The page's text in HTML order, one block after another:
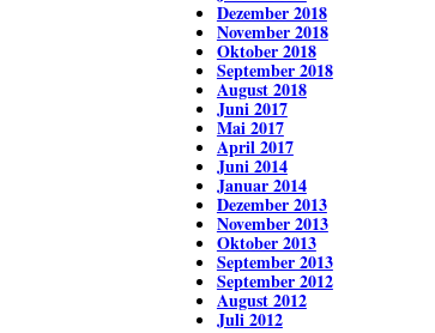
Dezember 2018
November 2018
Oktober 2018
September 2018
August 2018
Juni 2017
Mai 2017
April 2017
Juni 2014
Januar 2014
Dezember 2013
November 2013
Oktober 2013
September 2013
September 2012
August 2012
Juli 2012